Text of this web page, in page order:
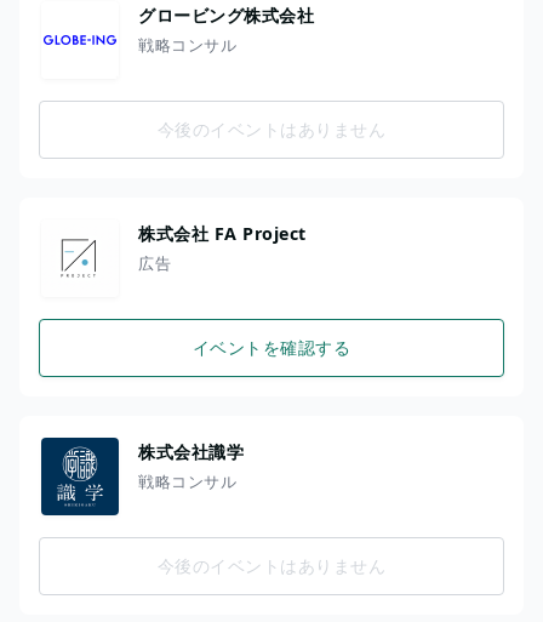
グロービング株式会社
戦略コンサル
今後のイベントはありません
株式会社 FA Project
広告
イベントを確認する
株式会社識学
戦略コンサル
今後のイベントはありません